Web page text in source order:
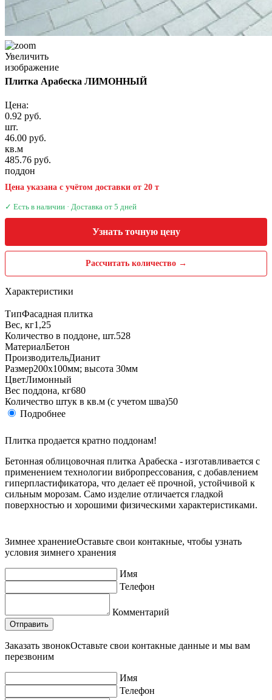
Увеличить
изображение
Плитка Арабеска ЛИМОННЫЙ
Цена:
0.92 руб.
шт.
46.00 руб.
кв.м
485.76 руб.
поддон
Цена указана с учётом доставки от 20 т
✓ Есть в наличии · Доставка от 5 дней
Узнать точную цену
Рассчитать количество →
Характеристики
ТипФасадная плитка
Вес, кг1,25
Количество в поддоне, шт.528
МатериалБетон
ПроизводительДианит
Размер200х100мм; высота 30мм
ЦветЛимонный
Вес поддона, кг680
Количество штук в кв.м (с учетом шва)50
Подробнее
Плитка продается кратно поддонам!
Бетонная облицовочная плитка Арабеска - изготавливается с
применением технологии вибропрессования, с добавлением
гиперпластификатора, что делает её прочной, устойчивой к
сильным морозам. Само изделие отличается гладкой
поверхностью и хорошими физическими характеристиками.
Зимнее хранениеОставьте свои контакные, чтобы узнать
условия зимнего хранения
Имя
Телефон
Комментарий
Заказать звонокОставьте свои контакные данные и мы вам
перезвоним
Имя
Телефон